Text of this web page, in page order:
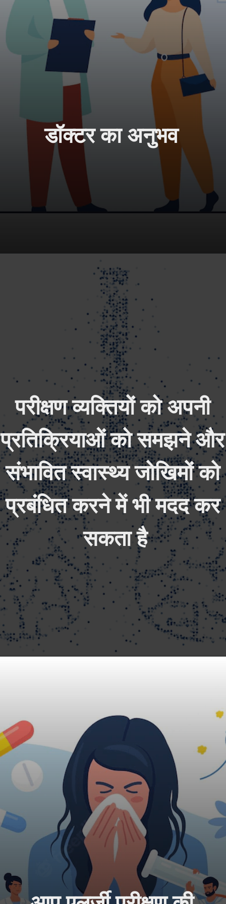
डॉक्टर का अनुभव
परीक्षण व्यक्तियों को अपनी
प्रतिक्रियाओं को समझने और
संभावित स्वास्थ्य जोखिमों को
प्रबंधित करने में भी मदद कर
सकता है